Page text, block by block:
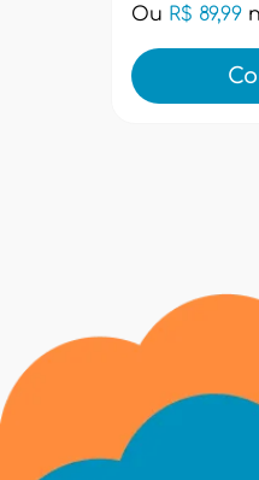
Ou R$ 89,99